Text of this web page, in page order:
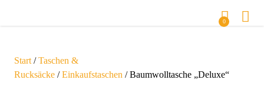
0
Start /Taschen &
Rucksäcke /Einkaufstaschen / Baumwolltasche „Deluxe“